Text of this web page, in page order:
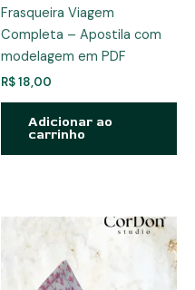
Frasqueira Viagem
Completa – Apostila com
modelagem em PDF
R$18,00
Adicionar ao
carrinho